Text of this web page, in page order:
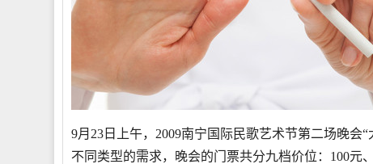
9月23日上午，2009南宁国际民歌艺术节第二场晚会
不同类型的需求，晚会的门票共分九档价位：100元